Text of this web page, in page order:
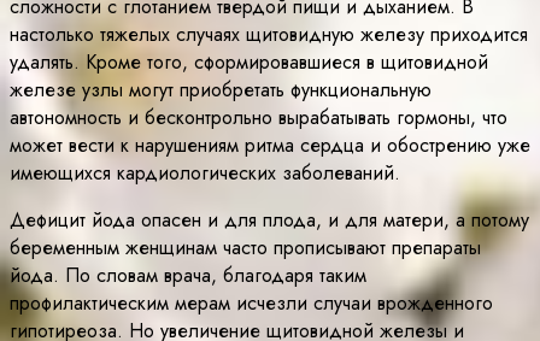
сложности с глотанием твердой пищи и дыханием. В
настолько тяжелых случаях щитовидную железу приходится
удалять. Кроме того, сформировавшиеся в щитовидной
железе узлы могут приобретать функциональную
автономность и бесконтрольно вырабатывать гормоны, что
может вести к нарушениям ритма сердца и обострению уже
имеющихся кардиологических заболеваний.
Дефицит йода опасен и для плода, и для матери, а потому
беременным женщинам часто прописывают препараты
йода. По словам врача, благодаря таким
профилактическим мерам исчезли случаи врожденного
гипотиреоза. Но увеличение щитовидной железы и